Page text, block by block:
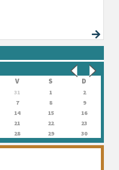
V S D
31 1
2
7 8
9
14 15
16
21 22
23
28 29 30